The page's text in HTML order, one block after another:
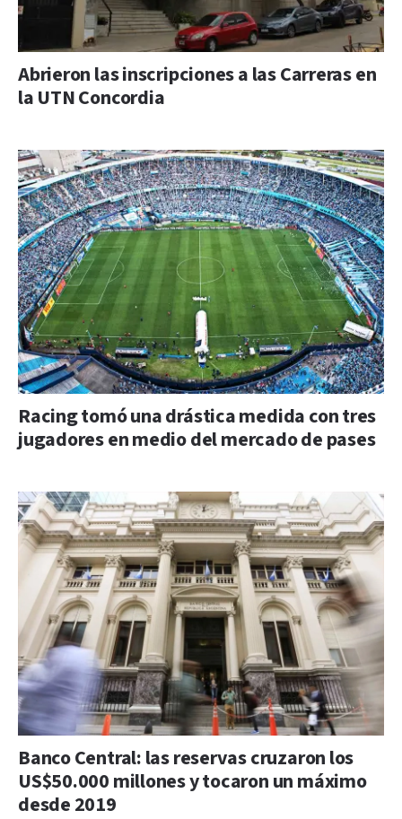
Abrieron las inscripciones a las Carreras en
la UTN Concordia
Racing tomó una drástica medida con tres
jugadores en medio del mercado de pases
Banco Central: las reservas cruzaron los
US$50.000 millones y tocaron un máximo
desde 2019